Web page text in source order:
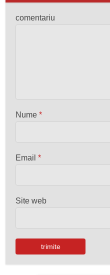
comentariu
Nume*
Email*
Site web